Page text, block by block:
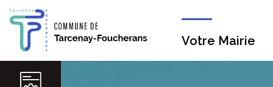
Votre Mairie